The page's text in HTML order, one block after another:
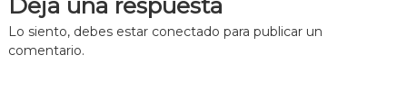
asesorías
para
montaje
entradas
Deja una respuesta
Lo siento, debes estar conectado para publicar un
comentario.